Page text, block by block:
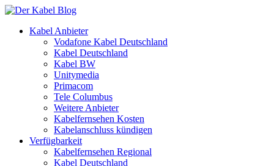
Kabel Anbieter
Vodafone Kabel Deutschland
Kabel Deutschland
Kabel BW
Unitymedia
Primacom
Tele Columbus
Weitere Anbieter
Kabelfernsehen Kosten
Kabelanschluss kündigen
Verfügbarkeit
Kabelfernsehen Regional
Kabel Deutschland